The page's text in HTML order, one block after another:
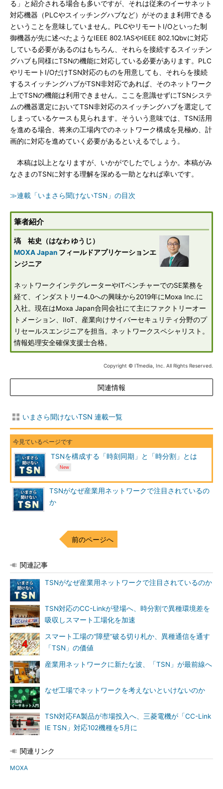
る」と紹介される場合も多いですが、それは従来のイーサネット
対応機器（PLCやスイッチングハブなど）がそのまま利用できる
ということを意味していません。PLCやリモートI/Oといった制
御機器が先に述べたようなIEEE 802.1ASやIEEE 802.1Qbvに対応
している必要があるのはもちろん、それらを接続するスイッチン
グハブも同様にTSNの機能に対応している必要があります。PLC
やリモートI/OだけTSN対応のものを用意しても、それらを接続
するスイッチングハブがTSN非対応であれば、そのネットワーク
上でTSNの機能は利用できません。ここを意識せずにTSNシステ
ムの機器選定においてTSN非対応のスイッチングハブを選定して
しまっているケースも見られます。そういう意味では、TSN活用
を進める場合、将来の工場内でのネットワーク構成を見極め、計
画的に対応を進めていく必要があるといえるでしょう。
本稿は以上となりますが、いかがでしたでしょうか。本稿がみ
なさまのTSNに対する理解を深める一助となれば幸いです。
≫連載「いまさら聞けないTSN」の目次
筆者紹介
塙 祐史（はなわ ゆうじ）
MOXA Japan フィールドアプリケーションエ
ンジニア
ネットワークインテグレーターやITベンチャーでのSE業務を
経て、インダストリー4.0への興味から2019年にMoxa Inc.に
入社。現在はMoxa Japan合同会社にて主にファクトリーオー
トメーション、IIoT、産業向けサイバーセキュリティ分野のプ
リセールスエンジニアを担当。ネットワークスペシャリスト。
情報処理安全確保支援士合格。
Copyright © ITmedia, Inc. All Rights Reserved.
関連情報
いまさら聞けないTSN 連載一覧
TSNを構成する「時刻同期」と「時分割」とは
TSNがなぜ産業用ネットワークで注目されているの
か
前のページへ
関連記事
TSNがなぜ産業用ネットワークで注目されているのか
TSN対応のCC-Linkが登場へ、時分割で異種環境差を
吸収しスマート工場化を加速
スマート工場の“障壁”破る切り札か、異種通信を通す
「TSN」の価値
産業用ネットワークに新たな波、「TSN」が最前線へ
なぜ工場でネットワークを考えないといけないのか
TSN対応FA製品が市場投入へ、三菱電機が「CC-Link
IE TSN」対応102機種を5月に
関連リンク
MOXA